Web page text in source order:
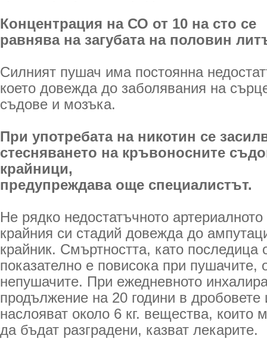
Концентрация на СО от 10 на сто се
равнява на загубата на половин
Силният пушач има постоянна
което довежда до заболявания на
съдове и мозъка.
При употребата на никотин се
стесняването на кръвоносните
крайници,
предупреждава още специалистът.
Не рядко недостатъчното
крайния си стадий довежда до
крайник. Смъртността, като последица
показателно е по­висока при пушачите,
непушачите. При ежедневното
продължение на 20 години в дробовете
наслояват около 6 кг. вещества, които
да бъдат разградени, казват лекарите.